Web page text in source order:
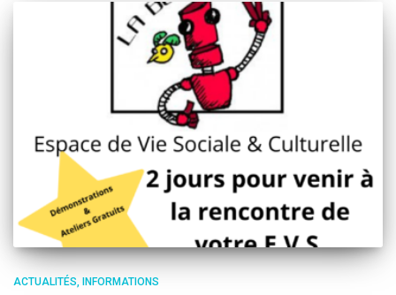
ACTUALITÉS INFORMATIONS